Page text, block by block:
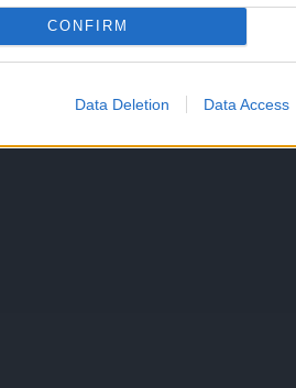
CONFIRM
Data Deletion Data Access